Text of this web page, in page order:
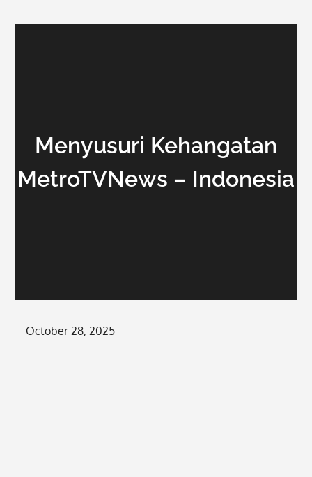
Menyusuri Kehangatan
MetroTVNews – Indonesia
Posted
October 28, 2025